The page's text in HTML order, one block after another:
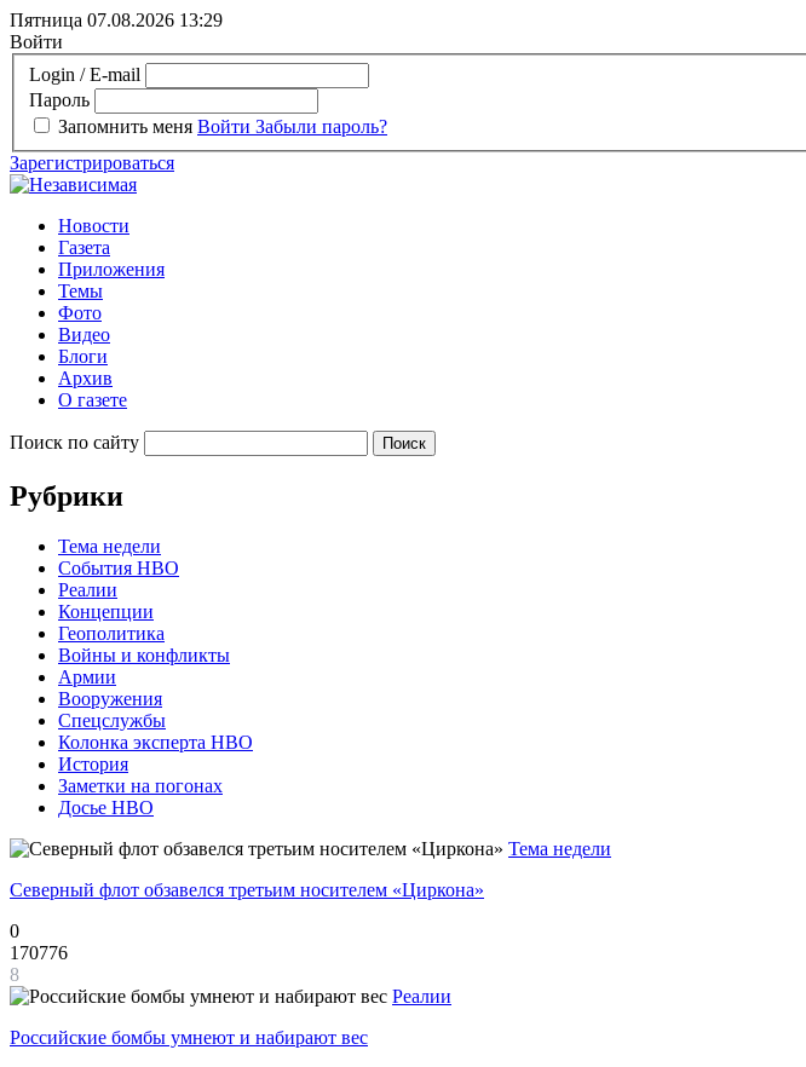
Пятница 07.08.2026 13:29
Войти
Login / E-mail
Пароль
Запомнить меня Войти Забыли пароль?
Зарегистрироваться
Новости
Газета
Приложения
Темы
Фото
Видео
Блоги
Архив
О газете
Поиск по сайту
Рубрики
Тема недели
События НВО
Реалии
Концепции
Геополитика
Войны и конфликты
Армии
Вооружения
Спецслужбы
Колонка эксперта НВО
История
Заметки на погонах
Досье НВО
Тема недели
Северный флот обзавелся третьим носителем «Циркона»
0
170776
8
Реалии
Российские бомбы умнеют и набирают вес